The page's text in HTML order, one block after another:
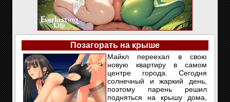
Позагорать на крыше
Майкл переехал в свою
новую квартиру в самом
центре города. Сегодня
солнечный и жаркий день,
поэтому парень решил
подняться на крышу дома,